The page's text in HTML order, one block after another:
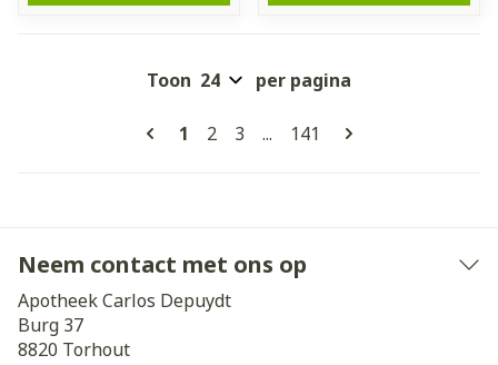
Pagina's
U lees momenteel pagina
1 Pagina
2 Pagina
3 ... Pagina
141
Toon per pagina
Neem contact met ons op
Apotheek Carlos Depuydt
Burg 37
8820 Torhout